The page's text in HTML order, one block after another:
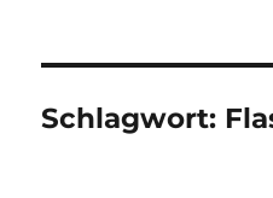
Schlagwort: